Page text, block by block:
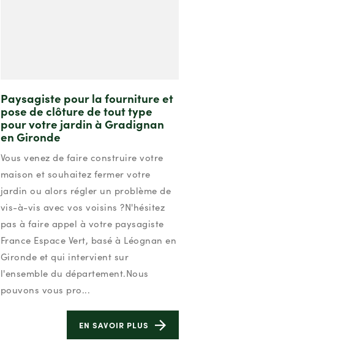
Paysagiste pour la fourniture et
pose de clôture de tout type
pour votre jardin à Gradignan
en Gironde
Vous venez de faire construire votre
maison et souhaitez fermer votre
jardin ou alors régler un problème de
vis-à-vis avec vos voisins ?N'hésitez
pas à faire appel à votre paysagiste
France Espace Vert, basé à Léognan en
Gironde et qui intervient sur
l'ensemble du département.Nous
pouvons vous pro...
EN SAVOIR PLUS